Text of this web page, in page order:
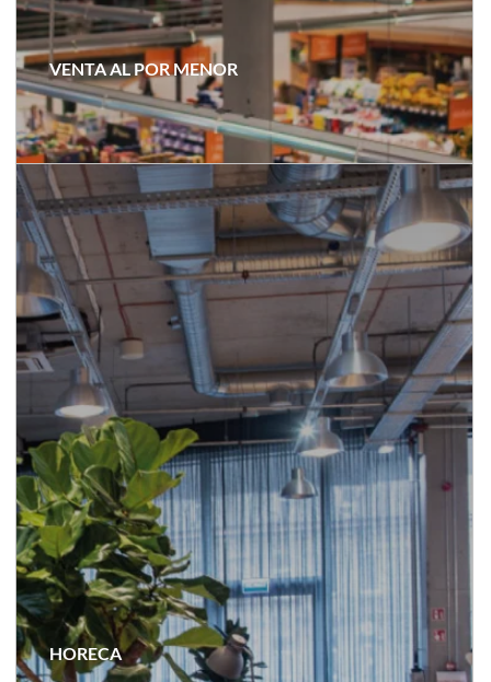
VENTA AL POR MENOR
HORECA